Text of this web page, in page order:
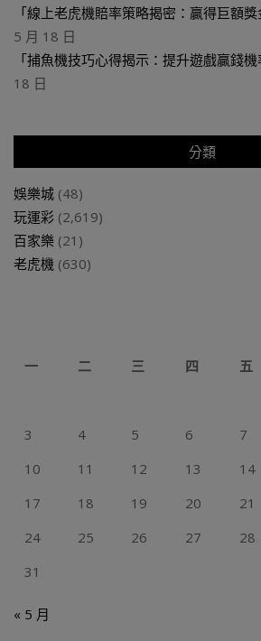
「線上老虎機賠率策略揭密：贏得巨額獎
5 月 18 日
「捕魚機技巧心得揭示：提升遊戲贏錢機
18 日
分類
娛樂城 (48)
玩運彩 (2,619)
百家樂 (21)
老虎機 (630)
一
二 三 四 五
3
4 5 6 7
10
11 12 13 14
17
18 19 20 21
24
25 26 27 28
31
« 5 月